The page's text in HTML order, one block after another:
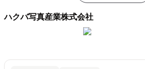
ハクバ写真産業株式会社